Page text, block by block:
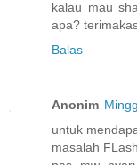
kalau mau
apa?
Balas
Anonim
untuk
masalah